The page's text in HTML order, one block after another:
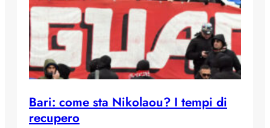
Bari: come sta Nikolaou? I tempi di
recupero